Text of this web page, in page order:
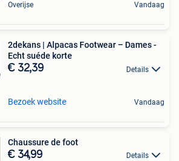
Overijse Vandaag
2dekans | Alpacas Footwear – Dames -
Echt suéde korte
€ 32,39 Details
Bezoek website Vandaag
Chaussure de foot
€ 34,99 Details